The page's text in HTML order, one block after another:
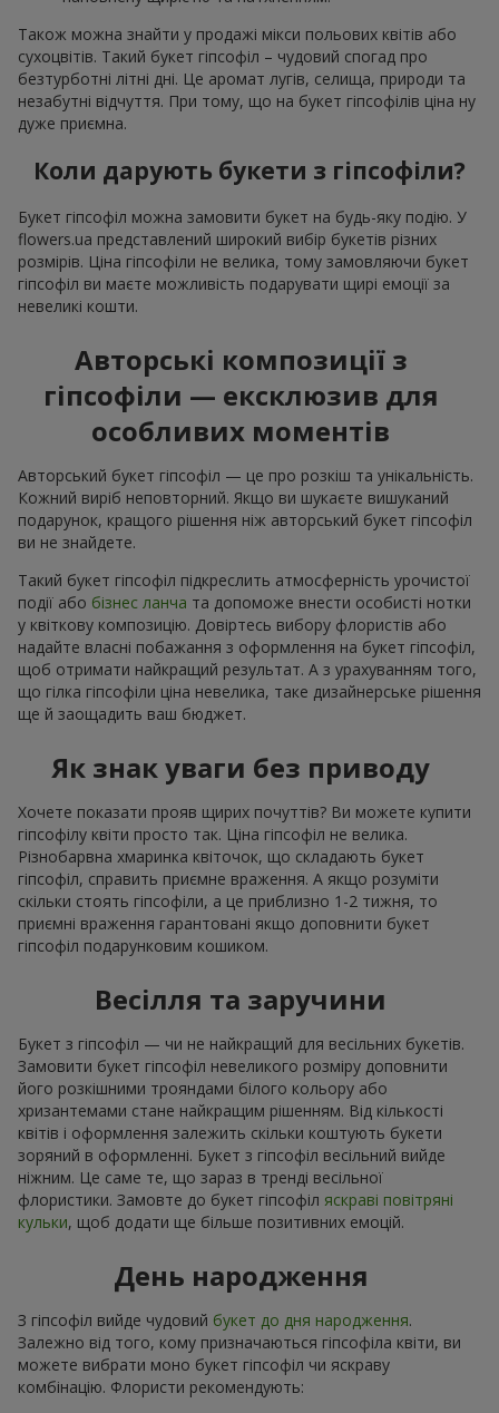
Також можна знайти у продажі мікси польових квітів або
сухоцвітів. Такий букет гіпсофіл – чудовий спогад про
безтурботні літні дні. Це аромат лугів, селища, природи та
незабутні відчуття. При тому, що на букет гіпсофілів ціна ну
дуже приємна.
Коли дарують букети з гіпсофіли?
Букет гіпсофіл можна замовити букет на будь-яку подію. У
flowers.ua представлений широкий вибір букетів різних
розмірів. Ціна гіпсофіли не велика, тому замовляючи букет
гіпсофіл ви маєте можливість подарувати щирі емоції за
невеликі кошти.
Авторські композиції з
гіпсофіли — ексклюзив для
особливих моментів
Авторський букет гіпсофіл — це про розкіш та унікальність.
Кожний виріб неповторний. Якщо ви шукаєте вишуканий
подарунок, кращого рішення ніж авторський букет гіпсофіл
ви не знайдете.
Такий букет гіпсофіл підкреслить атмосферність урочистої
події або бізнес ланча та допоможе внести особисті нотки
у квіткову композицію. Довіртесь вибору флористів або
надайте власні побажання з оформлення на букет гіпсофіл,
щоб отримати найкращий результат. А з урахуванням того,
що гілка гіпсофіли ціна невелика, таке дизайнерське рішення
ще й заощадить ваш бюджет.
Як знак уваги без приводу
Хочете показати прояв щирих почуттів? Ви можете купити
гіпсофілу квіти просто так. Ціна гіпсофіл не велика.
Різнобарвна хмаринка квіточок, що складають букет
гіпсофіл, справить приємне враження. А якщо розуміти
скільки стоять гіпсофіли, а це приблизно 1-2 тижня, то
приємні враження гарантовані якщо доповнити букет
гіпсофіл подарунковим кошиком.
Весілля та заручини
Букет з гіпсофіл — чи не найкращий для весільних букетів.
Замовити букет гіпсофіл невеликого розміру доповнити
його розкішними трояндами білого кольору або
хризантемами стане найкращим рішенням. Від кількості
квітів і оформлення залежить скільки коштують букети
зоряний в оформленні. Букет з гіпсофіл весільний вийде
ніжним. Це саме те, що зараз в тренді весільної
флористики. Замовте до букет гіпсофіл яскраві повітряні
кульки, щоб додати ще більше позитивних емоцій.
День народження
З гіпсофіл вийде чудовий букет до дня народження.
Залежно від того, кому призначаються гіпсофіла квіти, ви
можете вибрати моно букет гіпсофіл чи яскраву
комбінацію. Флористи рекомендують: